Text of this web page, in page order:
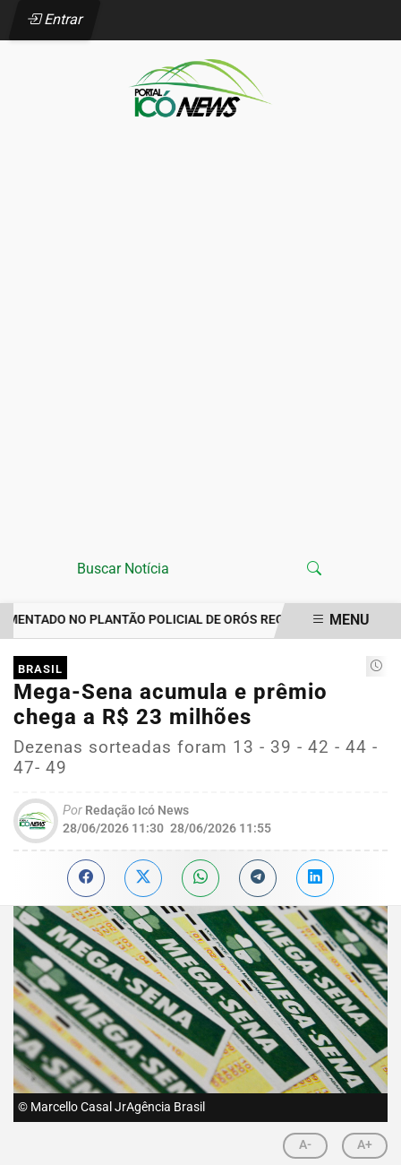
Entrar
NO PLANTÃO POLICIAL DE ORÓS REGISTRA
EM ALTA
MENU
BRASIL
Mega-Sena acumula e prêmio
chega a R$ 23 milhões
Dezenas sorteadas foram 13 - 39 - 42 - 44 -
47- 49
Por Redação Icó News
28/06/2026 11:30 28/06/2026 11:55
© Marcello Casal JrAgência Brasil
A- A+